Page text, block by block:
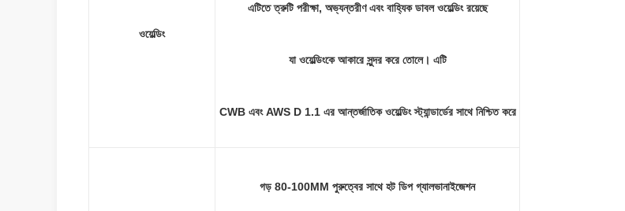
ওয়েল্ডিং
এটিতে ত্রুটি পরীক্ষা, অভ্যন্তরীণ এবং বাহ্যিক ডাবল ওয়েল্ডিং রয়েছে
যা ওয়েল্ডিংকে আকারে সুন্দর করে তোলে। এটি
CWB এবং AWS D 1.1 এর আন্তর্জাতিক ওয়েল্ডিং স্ট্যান্ডার্ডের সাথে নিশ্চিত করে
গড় 80-100ΜM পুরুত্বের সাথে হট ডিপ গ্যালভানাইজেশন